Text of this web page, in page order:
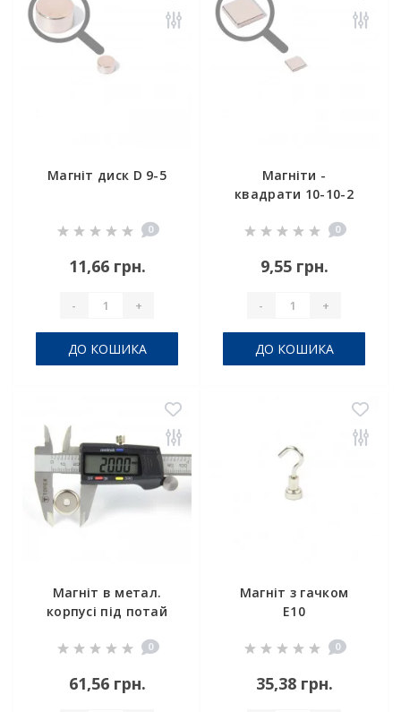
Магніт диск D 9-5
0
11,66 грн.
- +
ДО КОШИКА
Магніти -
квадрати 10-10-2
0
9,55 грн.
- +
ДО КОШИКА
Магніт в метал.
корпусі під потай
0
61,56 грн.
Магніт з гачком
E10
0
35,38 грн.